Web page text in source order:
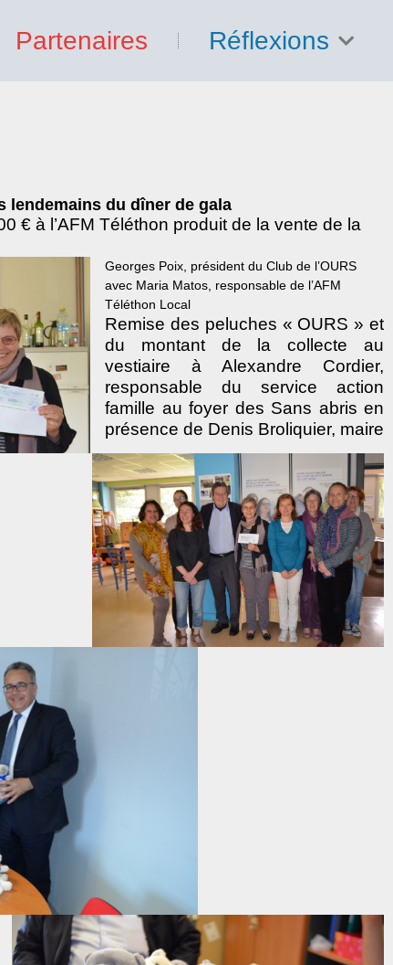
Partenaires Réflexions
lendemains du dîner de gala
€ à l’AFM Téléthon produit de la vente de la
Georges Poix, président du Club de l’OURS
avec Maria Matos, responsable de l’AFM
Téléthon Local
Remise des peluches « OURS » et
du montant de la collecte au
vestiaire à Alexandre Cordier,
responsable du service action
famille au foyer des Sans abris en
présence de Denis Broliquier, maire